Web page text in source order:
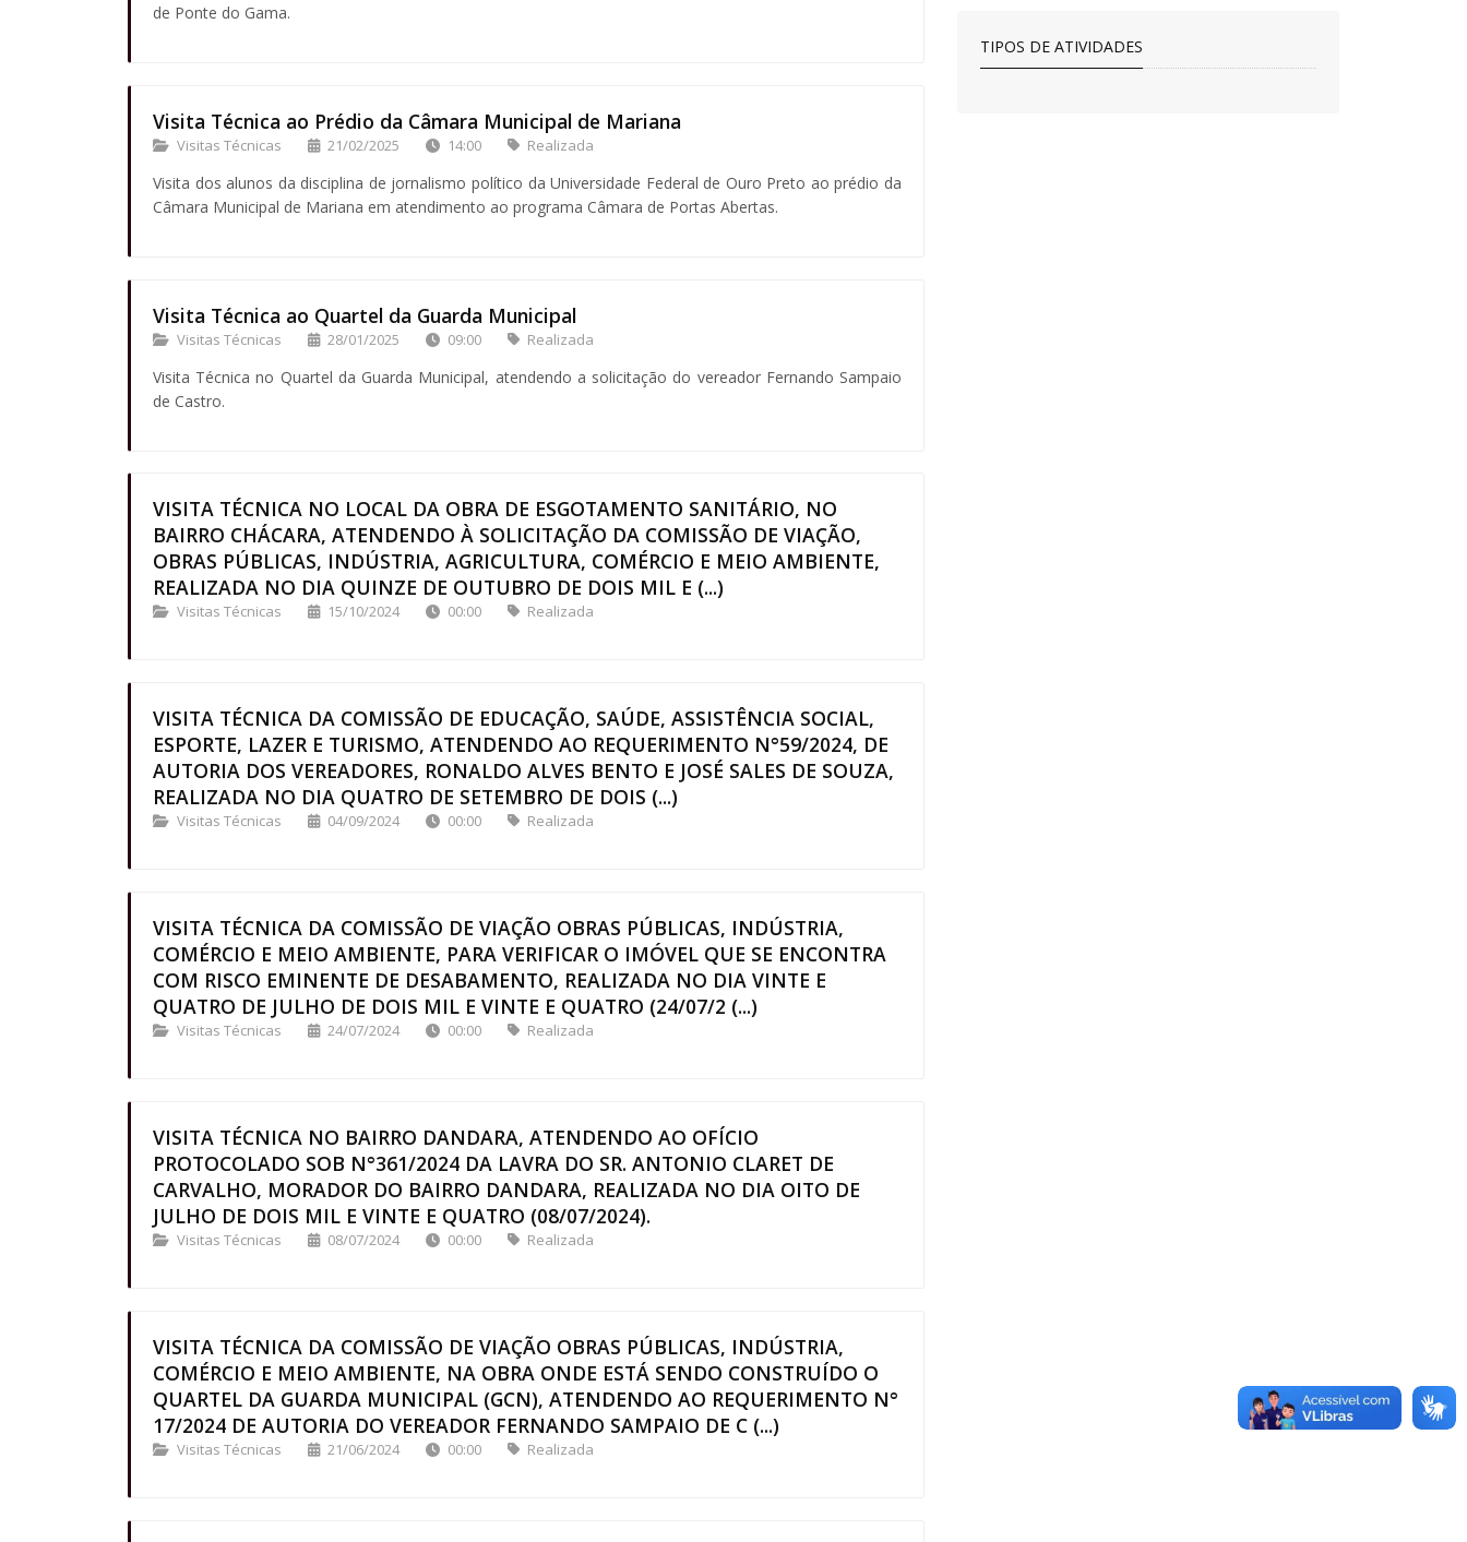
de Ponte do Gama.
Visita Técnica ao Prédio da Câmara Municipal de Mariana
Visitas Técnicas 21/02/2025 14:00 Realizada
Visita dos alunos da disciplina de jornalismo político da Universidade Federal de Ouro Preto ao prédio da
Câmara Municipal de Mariana em atendimento ao programa Câmara de Portas Abertas.
Visita Técnica ao Quartel da Guarda Municipal
Visitas Técnicas 28/01/2025 09:00 Realizada
Visita Técnica no Quartel da Guarda Municipal, atendendo a solicitação do vereador Fernando Sampaio
de Castro.
VISITA TÉCNICA NO LOCAL DA OBRA DE ESGOTAMENTO SANITÁRIO, NO
BAIRRO CHÁCARA, ATENDENDO À SOLICITAÇÃO DA COMISSÃO DE VIAÇÃO,
OBRAS PÚBLICAS, INDÚSTRIA, AGRICULTURA, COMÉRCIO E MEIO AMBIENTE,
REALIZADA NO DIA QUINZE DE OUTUBRO DE DOIS MIL E (...)
Visitas Técnicas 15/10/2024 00:00 Realizada
VISITA TÉCNICA DA COMISSÃO DE EDUCAÇÃO, SAÚDE, ASSISTÊNCIA SOCIAL,
ESPORTE, LAZER E TURISMO, ATENDENDO AO REQUERIMENTO N°59/2024, DE
AUTORIA DOS VEREADORES, RONALDO ALVES BENTO E JOSÉ SALES DE SOUZA,
REALIZADA NO DIA QUATRO DE SETEMBRO DE DOIS (...)
Visitas Técnicas 04/09/2024 00:00 Realizada
VISITA TÉCNICA DA COMISSÃO DE VIAÇÃO OBRAS PÚBLICAS, INDÚSTRIA,
COMÉRCIO E MEIO AMBIENTE, PARA VERIFICAR O IMÓVEL QUE SE ENCONTRA
COM RISCO EMINENTE DE DESABAMENTO, REALIZADA NO DIA VINTE E
QUATRO DE JULHO DE DOIS MIL E VINTE E QUATRO (24/07/2 (...)
Visitas Técnicas 24/07/2024 00:00 Realizada
VISITA TÉCNICA NO BAIRRO DANDARA, ATENDENDO AO OFÍCIO
PROTOCOLADO SOB N°361/2024 DA LAVRA DO SR. ANTONIO CLARET DE
CARVALHO, MORADOR DO BAIRRO DANDARA, REALIZADA NO DIA OITO DE
JULHO DE DOIS MIL E VINTE E QUATRO (08/07/2024).
Visitas Técnicas 08/07/2024 00:00 Realizada
VISITA TÉCNICA DA COMISSÃO DE VIAÇÃO OBRAS PÚBLICAS, INDÚSTRIA,
COMÉRCIO E MEIO AMBIENTE, NA OBRA ONDE ESTÁ SENDO CONSTRUÍDO O
QUARTEL DA GUARDA MUNICIPAL (GCN), ATENDENDO AO REQUERIMENTO N°
17/2024 DE AUTORIA DO VEREADOR FERNANDO SAMPAIO DE C (...)
Visitas Técnicas 21/06/2024 00:00 Realizada
TIPOS DE ATIVIDADES